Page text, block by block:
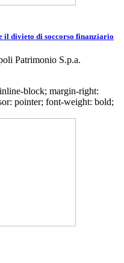
il divieto di soccorso finanziario
Patrimonio S.p.a.
block; margin-right:
pointer; font-weight: bold;